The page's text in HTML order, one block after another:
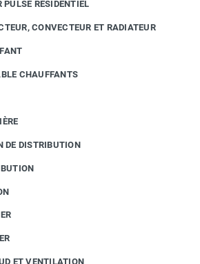
RÉSIDENTIEL
CONVECTEUR ET RADIATEUR
CHAUFFANTS
DE DISTRIBUTION
ET VENTILATION